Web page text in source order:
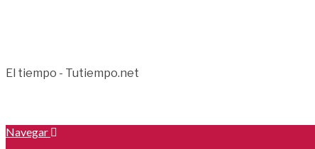
El tiempo - Tutiempo.net
Navegar